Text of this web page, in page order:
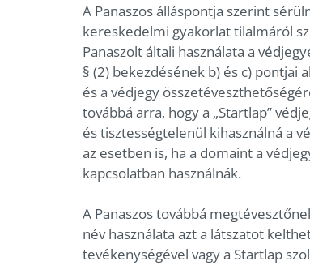
A Panaszos álláspontja szerint
kereskedelmi gyakorlat tilalmáról
Panaszolt általi használata a
§ (2) bekezdésének b) és c)
és a védjegy
továbbá arra, hogy a „Startlap”
és tisztességtelenül kihasználná a
az esetben is, ha a domaint a
kapcsolatban használnák.
A Panaszos továbbá
név használata azt a látszatot
tevékenységével vagy a Startlap